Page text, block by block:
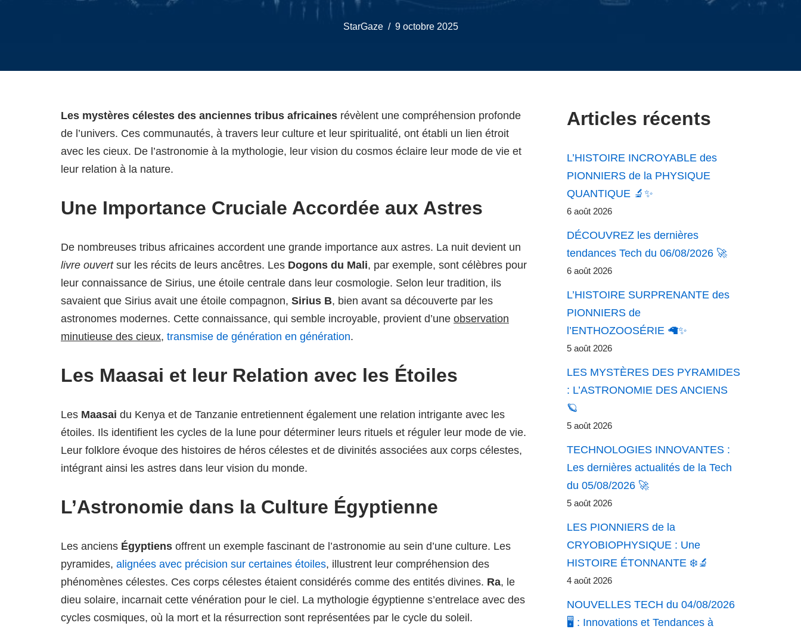
StarGaze 9 octobre 2025
Les mystères célestes des anciennes tribus africaines révèlent une compréhension profonde
de l’univers. Ces communautés, à travers leur culture et leur spiritualité, ont établi un lien étroit
avec les cieux. De l’astronomie à la mythologie, leur vision du cosmos éclaire leur mode de vie et
leur relation à la nature.
Une Importance Cruciale Accordée aux Astres
De nombreuses tribus africaines accordent une grande importance aux astres. La nuit devient un
livre ouvertsur les récits de leurs ancêtres. Les Dogons du Mali, par exemple, sont célèbres pour
leur connaissance de Sirius, une étoile centrale dans leur cosmologie. Selon leur tradition, ils
savaient que Sirius avait une étoile compagnon, Sirius B, bien avant sa découverte par les
astronomes modernes. Cette connaissance, qui semble incroyable, provient d’une observation
minutieuse des cieux, transmise de génération en génération.
Les Maasai et leur Relation avec les Étoiles
Les Maasai du Kenya et de Tanzanie entretiennent également une relation intrigante avec les
étoiles. Ils identifient les cycles de la lune pour déterminer leurs rituels et réguler leur mode de vie.
Leur folklore évoque des histoires de héros célestes et de divinités associées aux corps célestes,
intégrant ainsi les astres dans leur vision du monde.
L’Astronomie dans la Culture Égyptienne
Les anciens Égyptiens offrent un exemple fascinant de l’astronomie au sein d’une culture. Les
pyramides, alignées avec précision sur certaines étoiles, illustrent leur compréhension des
phénomènes célestes. Ces corps célestes étaient considérés comme des entités divines. Ra, le
dieu solaire, incarnait cette vénération pour le ciel. La mythologie égyptienne s’entrelace avec des
cycles cosmiques, où la mort et la résurrection sont représentées par le cycle du soleil.
Articles récents
L’HISTOIRE INCROYABLE des
PIONNIERS de la PHYSIQUE
QUANTIQUE 🔬✨
6 août 2026
DÉCOUVREZ les dernières
tendances Tech du 06/08/2026 🚀
6 août 2026
L’HISTOIRE SURPRENANTE des
PIONNIERS de
l’ENTHOZOOSÉRIE 🦙✨
5 août 2026
LES MYSTÈRES DES PYRAMIDES
: L’ASTRONOMIE DES ANCIENS
🪐
5 août 2026
TECHNOLOGIES INNOVANTES :
Les dernières actualités de la Tech
du 05/08/2026 🚀
5 août 2026
LES PIONNIERS de la
CRYOBIOPHYSIQUE : Une
HISTOIRE ÉTONNANTE ❄️🔬
4 août 2026
NOUVELLES TECH du 04/08/2026
🖥️ : Innovations et Tendances à